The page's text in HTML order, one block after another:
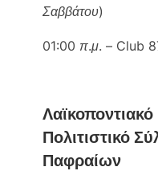
Σαββάτου)
01:00 π.μ. – Club
Πολιτιστικό
Παφραίων